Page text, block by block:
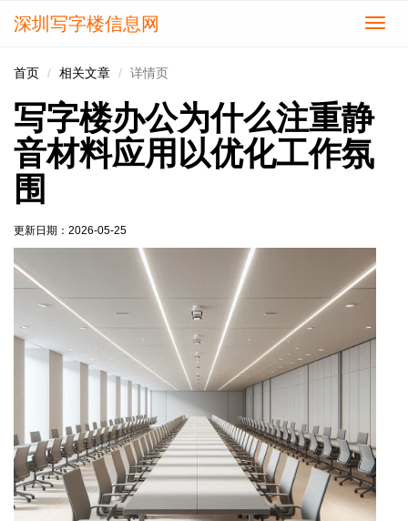
切
深圳写字楼信息网
首页 相关文章 详情页
写字楼办公为什么注重静
音材料应用以优化工作氛
围
更新日期： 2026-05-25